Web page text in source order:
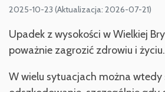
2025-10-23 (Aktualizacja: 2026-07-21)
Upadek z wysokości w Wielkiej
poważnie zagrozić zdrowiu i życiu.
W wielu sytuacjach można wtedy